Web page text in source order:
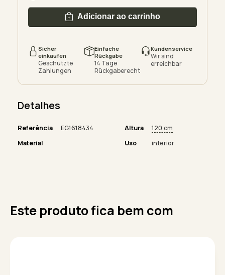
Adicionar ao carrinho
Sicher
einkaufen
Geschützte
Zahlungen
Einfache
Rückgabe
14 Tage
Rückgaberecht
Kundenservice
Wir sind
erreichbar
Detalhes
Referência EG1618434 Altura
120 cm
Material
Uso interior
Este produto fica bem com